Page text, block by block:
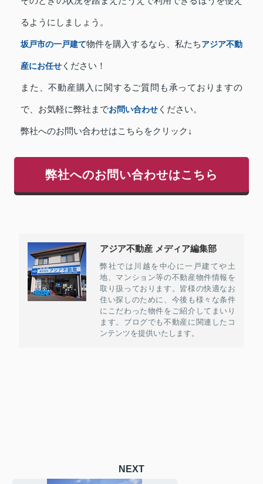
るようにしましょう。
坂戸市の一戸建て物件を購入するなら、私たちアジア不動
産にお任せ ください！
また、不動産購入に関するご質問も承っておりますの
で、お気軽に弊社までお問い合わせ ください。
弊社へのお問い合わせはこちらをクリック↓
弊社へのお問い合わせはこちら
アジア不動産 メディア編集部
弊社では川越を中心に一戸建てや土
地、マンション等の不動産物件情報を
取り扱っております。皆様の快適なお
住い探しのために、今後も様々な条件
にこだわった物件をご紹介してまいり
ます。ブログでも不動産に関連したコ
ンテンツを提供いたします。
NEXT